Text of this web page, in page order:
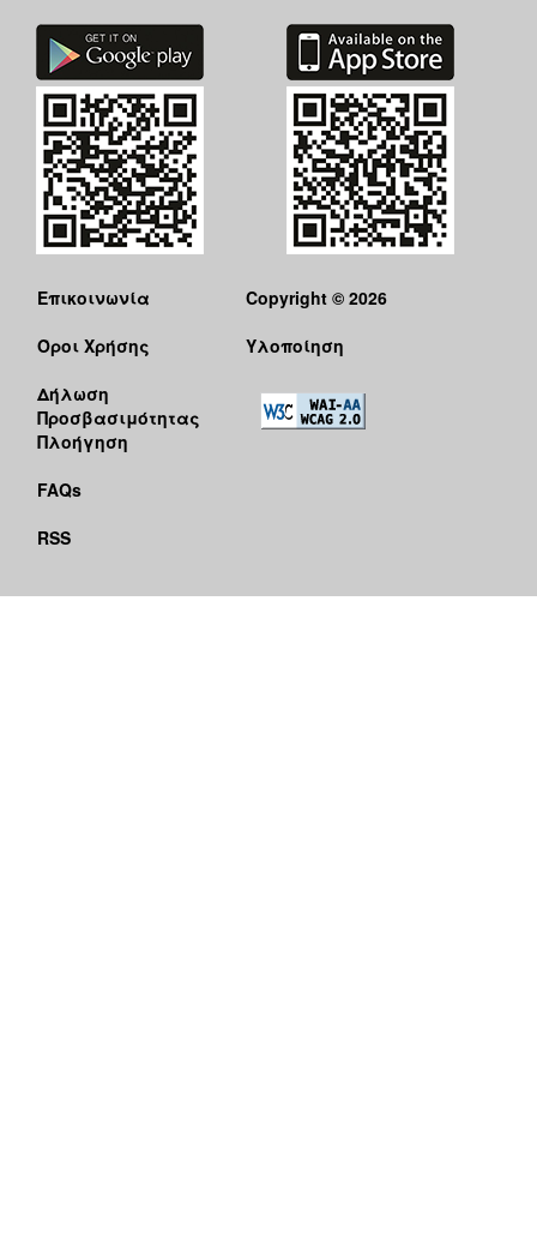
Επικοινωνία
Όροι Χρήσης
Δήλωση
Προσβασιμότητας
Πλοήγηση
FAQs
RSS
Copyright © 2026
Υλοποίηση